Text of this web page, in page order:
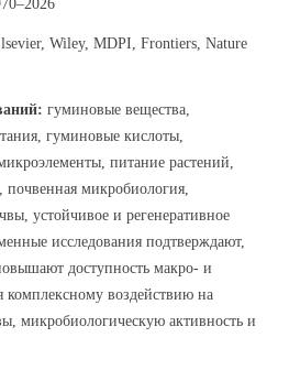
Wiley, MDPI, Frontiers, Nature
гуминовые вещества,
гуминовые кислоты,
питание растений,
почвенная микробиология,
устойчивое и регенеративное
исследования подтверждают,
доступность макро- и
комплексному воздействию на
микробиологическую активность и